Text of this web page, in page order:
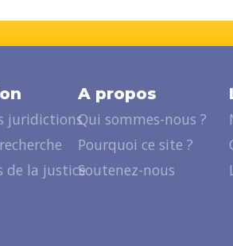
juridictions
de la justice
A propos
Qui sommes-nous ?
Pourquoi ce site ?
Soutenez-nous